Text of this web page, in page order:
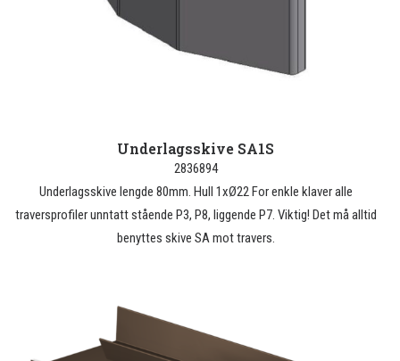
Underlagsskive SA1S
2836894
Underlagsskive lengde 80mm. Hull 1xØ22 For enkle klaver alle
traversprofiler unntatt stående P3, P8, liggende P7. Viktig! Det må alltid
benyttes skive SA mot travers.